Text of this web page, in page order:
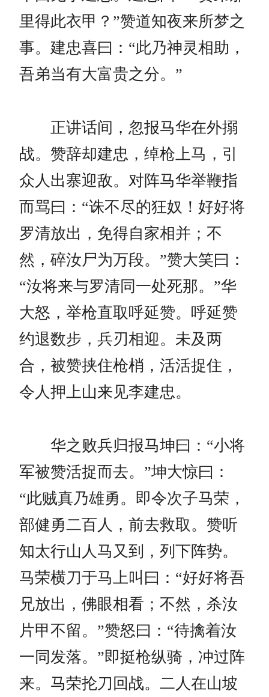
里得此衣甲？”赞道知夜来所梦之
事。建忠喜曰：“此乃神灵相助，
吾弟当有大富贵之分。”
正讲话间，忽报马华在外搦
战。赞辞却建忠，绰枪上马，引
众人出寨迎敌。对阵马华举鞭指
而骂曰：“诛不尽的狂奴！好好将
罗清放出，免得自家相并；不
然，碎汝尸为万段。”赞大笑曰：
“汝将来与罗清同一处死那。”华
大怒，举枪直取呼延赞。呼延赞
约退数步，兵刃相迎。未及两
合，被赞挟住枪梢，活活捉住，
令人押上山来见李建忠。
华之败兵归报马坤曰：“小将
军被赞活捉而去。”坤大惊曰：
“此贼真乃雄勇。即令次子马荣，
部健勇二百人，前去救取。赞听
知太行山人马又到，列下阵势。
马荣横刀于马上叫曰：“好好将吾
兄放出，佛眼相看；不然，杀汝
片甲不留。”赞怒曰：“待擒着汝
一同发落。”即挺枪纵骑，冲过阵
来。马荣抡刀回战。二人在山坡